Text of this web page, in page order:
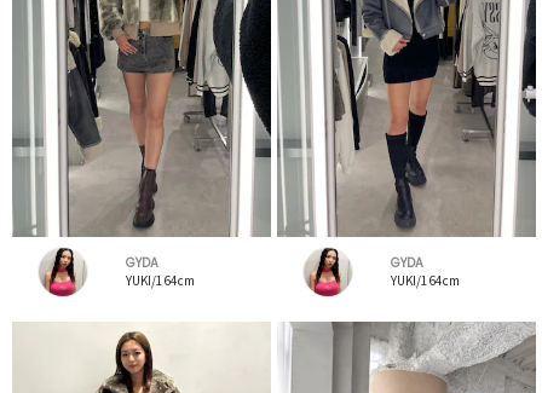
GYDA
YUKI/164cm
GYDA
YUKI/164cm